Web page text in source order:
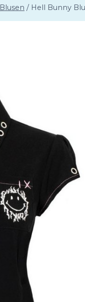
Blusen / Hell Bunny